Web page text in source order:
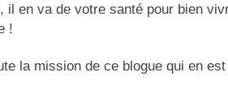
il en va de votre santé pour bien
!
la mission de ce blogue qui en